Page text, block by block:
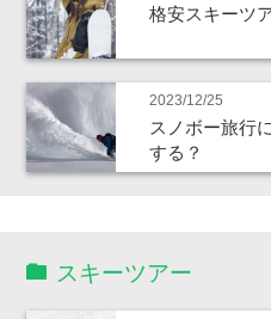
格安スキーツ
2023/12/25
スノボー旅行
する？
スキーツアー